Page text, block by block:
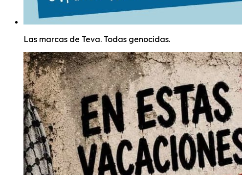
Las marcas de Teva. Todas genocidas.